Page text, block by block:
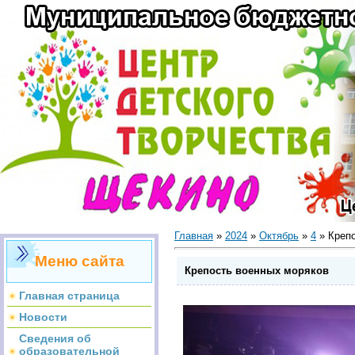
Меню сайта
Главная страница
Новости
Сведения об
образовательной
Главная » 2024 » Октябрь » 4 »
Крепость военных моряков